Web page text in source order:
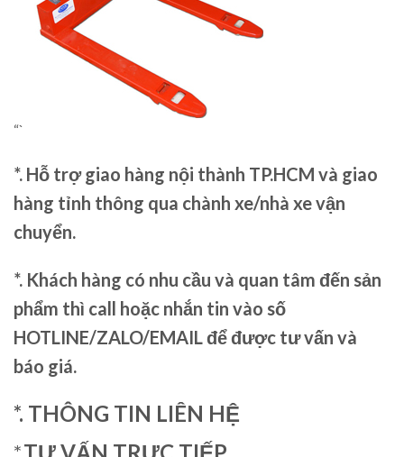
“`
*. Hỗ trợ giao hàng nội thành TP.HCM và giao
hàng tỉnh thông qua chành xe/nhà xe vận
chuyển.
*. Khách hàng có nhu cầu và quan tâm đến sản
phẩm thì call hoặc nhắn tin vào số
HOTLINE/ZALO/EMAIL để được tư vấn và
báo giá.
*. THÔNG TIN LIÊN HỆ